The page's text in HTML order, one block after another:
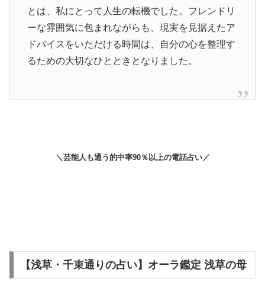
とは、私にとって人生の転機でした。フレンドリ
ーな雰囲気に包まれながらも、現実を見据えたア
ドバイスをいただける時間は、自分の心を整理す
るための大切なひとときとなりました。
＼芸能人も通う的中率90％以上の電話占い／
【浅草・千束通りの占い】オーラ鑑定 浅草の母